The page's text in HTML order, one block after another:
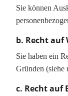
Sie können
b. Recht auf
Sie haben ein
Gründen (siehe
c. Recht auf